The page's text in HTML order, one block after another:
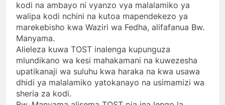
kodi na ambayo ni vyanzo vya malalamiko ya
walipa kodi nchini na kutoa mapendekezo ya
marekebisho kwa Waziri wa Fedha, alifafanua Bw.
Manyama.
Alieleza kuwa TOST inalenga kupunguza
mlundikano wa kesi mahakamani na kuwezesha
upatikanaji wa suluhu kwa haraka na kwa usawa
dhidi ya malalamiko yatokanayo na usimamizi wa
sheria za kodi.